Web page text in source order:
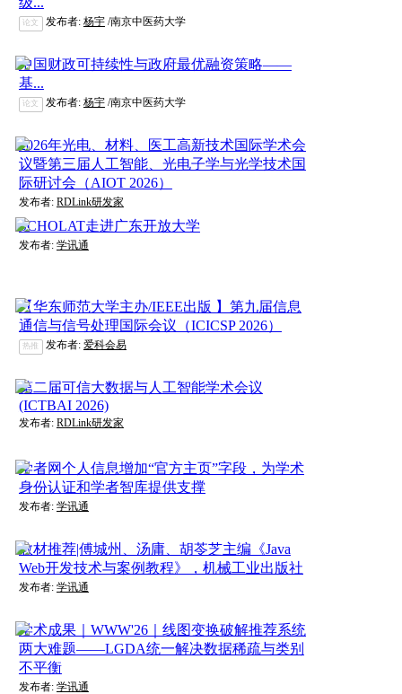
论文 发布者: 杨宇/南京中医药大学
中国财政可持续性与政府最优融资策略——
基...
论文 发布者: 杨宇/南京中医药大学
2026年光电、材料、医工高新技术国际学术会
议暨第三届人工智能、光电子学与光学技术国
际研讨会（AIOT 2026）
发布者: RDLink研发家
SCHOLAT走进广东开放大学
发布者: 学讯通
【华东师范大学主办/IEEE出版 】第九届信息
通信与信号处理国际会议（ICICSP 2026）
热推 发布者: 爱科会易
第二届可信大数据与人工智能学术会议
(ICTBAI 2026)
发布者: RDLink研发家
学者网个人信息增加“官方主页”字段，为学术
身份认证和学者智库提供支撑
发布者: 学讯通
教材推荐|傅城州、汤庸、胡苓芝主编《Java
Web开发技术与案例教程》，机械工业出版社
发布者: 学讯通
学术成果｜WWW'26｜线图变换破解推荐系统
两大难题——LGDA统一解决数据稀疏与类别
不平衡
发布者: 学讯通